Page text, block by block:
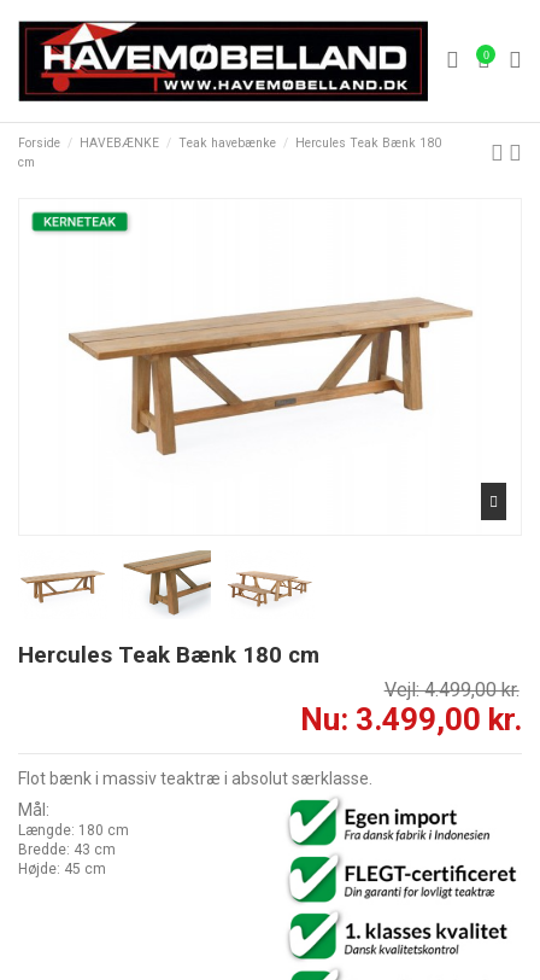
0
Forside HAVEBÆNKE Teak havebænke
Hercules Teak Bænk 180
cm
Hercules Teak Bænk 180 cm
Vejl: 4.499,00 kr.
Nu: 3.499,00 kr.
Flot bænk i massiv teaktræ i absolut særklasse.
Mål:
Længde: 180 cm
Bredde: 43 cm
Højde: 45 cm